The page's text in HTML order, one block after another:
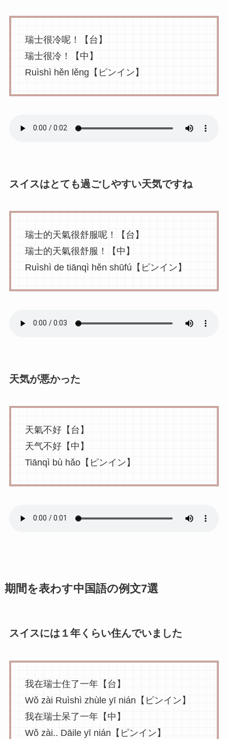
瑞士很冷呢！【台】
瑞士很冷！【中】
Ruìshì hěn lěng【ピンイン】
スイスはとても過ごしやすい天気ですね
瑞士的天氣很舒服呢！【台】
瑞士的天氣很舒服！【中】
Ruìshì de tiānqì hěn shūfú【ピンイン】
天気が悪かった
天氣不好【台】
天气不好【中】
Tiānqì bù hǎo【ピンイン】
期間を表わす中国語の例文7選
スイスには１年くらい住んでいました
我在瑞士住了一年【台】
Wǒ zài Ruìshì zhùle yī nián【ピンイン】
我在瑞士呆了一年【中】
Wǒ zài.. Dāile yī nián【ピンイン】